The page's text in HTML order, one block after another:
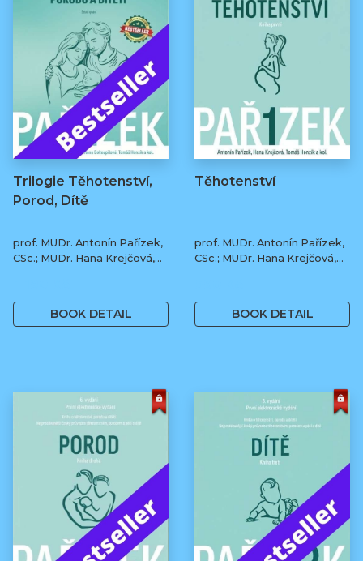
Trilogie Těhotenství,
Porod, Dítě
prof. MUDr. Antonín Pařízek,
CSc.; MUDr. Hana Krejčová,
Tomáš Honzík, Ph.D. a kol.
BOOK DETAIL
Těhotenství
prof. MUDr. Antonín Pařízek,
CSc.; MUDr. Hana Krejčová,
BOOK DETAIL